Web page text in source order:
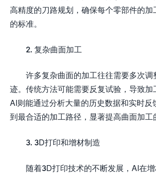
高精度的刀路规划，确保每个零部件的加
的标准。
2. 复杂曲面加工
许多复杂曲面的加工往往需要多次调
迹。传统方法可能需要反复试验，导致加
AI则能通过分析大量的历史数据和实时反
到最合适的加工路径，显著提高曲面加工
3. 3D打印和增材制造
随着3D打印技术的不断发展，AI在